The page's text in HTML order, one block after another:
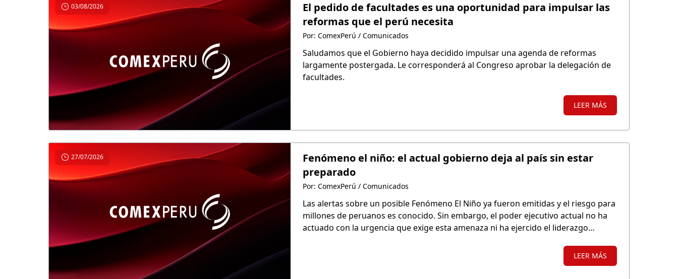
03/08/2026
El pedido de facultades es una oportunidad para impulsar las
reformas que el perú necesita
Por: ComexPerú / Comunicados
Saludamos que el Gobierno haya decidido impulsar una agenda de reformas
largamente postergada. Le corresponderá al Congreso aprobar la delegación de
facultades.
LEER MÁS
27/07/2026
Fenómeno el niño: el actual gobierno deja al país sin estar
preparado
Por: ComexPerú / Comunicados
Las alertas sobre un posible Fenómeno El Niño ya fueron emitidas y el riesgo para
millones de peruanos es conocido. Sin embargo, el poder ejecutivo actual no ha
actuado con la urgencia que exige esta amenaza ni ha ejercido el liderazgo
que el propio Estado conoce desde hace meses la magnitud del riesgo.
LEER MÁS